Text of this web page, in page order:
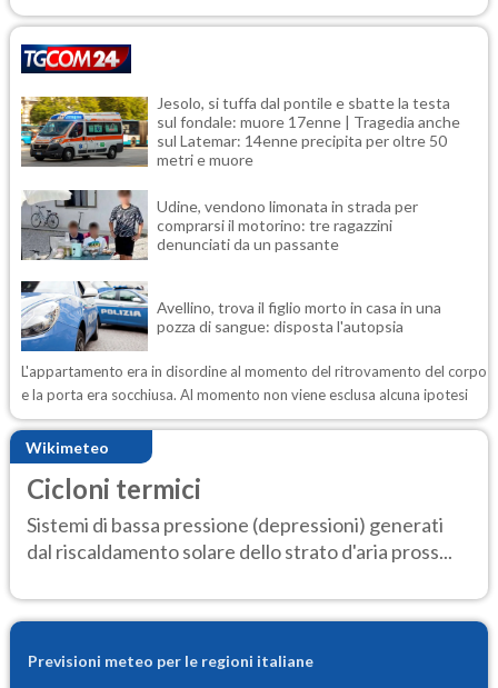
Jesolo, si tuffa dal pontile e sbatte la testa
sul fondale: muore 17enne | Tragedia anche
sul Latemar: 14enne precipita per oltre 50
metri e muore
Udine, vendono limonata in strada per
comprarsi il motorino: tre ragazzini
denunciati da un passante
Avellino, trova il figlio morto in casa in una
pozza di sangue: disposta l'autopsia
L'appartamento era in disordine al momento del ritrovamento del corpo
e la porta era socchiusa. Al momento non viene esclusa alcuna ipotesi
Wikimeteo
Cicloni termici
Sistemi di bassa pressione (depressioni) generati
dal riscaldamento solare dello strato d'aria pross...
Previsioni meteo per le regioni italiane